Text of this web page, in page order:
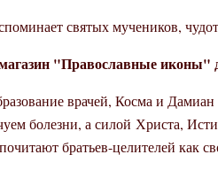
святых мучеников,
"Православные
врачей, Косма и
болезни, а силой Христа,
братьев-целителей как